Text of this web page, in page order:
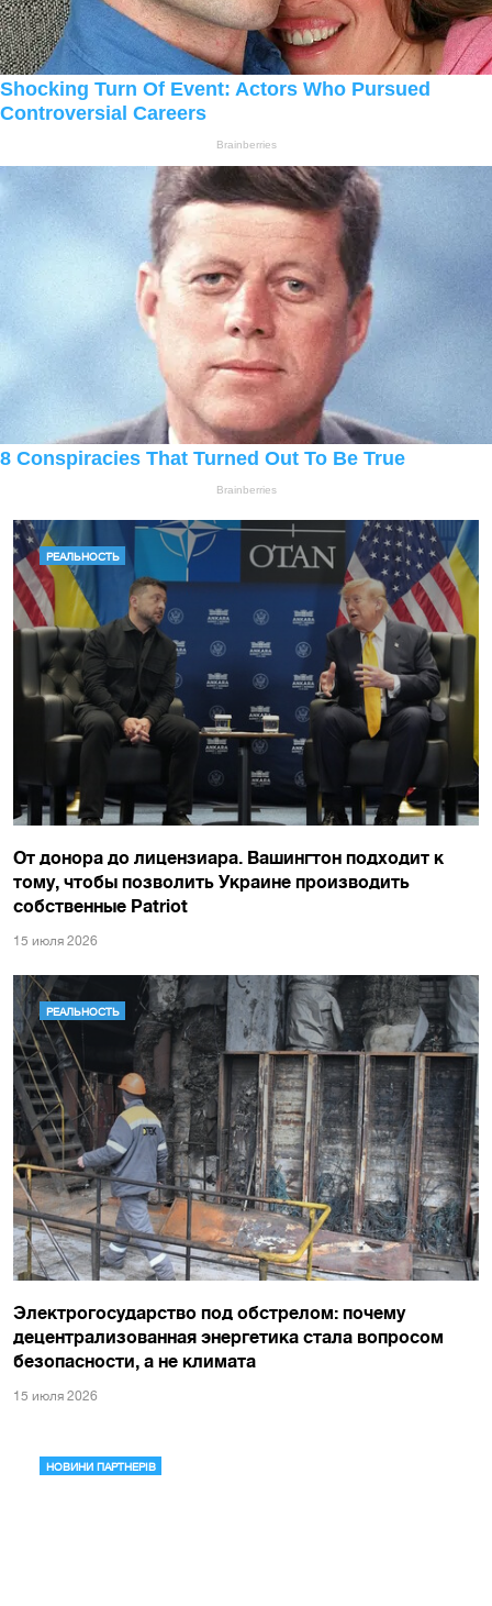
РЕАЛЬНОСТЬ
От донора до лицензиара. Вашингтон подходит к
тому, чтобы позволить Украине производить
собственные Patriot
15 июля 2026
РЕАЛЬНОСТЬ
Электрогосударство под обстрелом: почему
децентрализованная энергетика стала вопросом
безопасности, а не климата
15 июля 2026